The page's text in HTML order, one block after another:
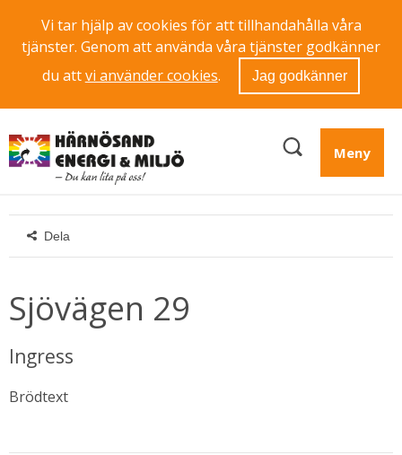
Vi tar hjälp av cookies för att tillhandahålla våra
tjänster. Genom att använda våra tjänster godkänner
du attvi använder cookies. Jag godkänner
Meny
Dela
Sjövägen 29
Ingress
Brödtext